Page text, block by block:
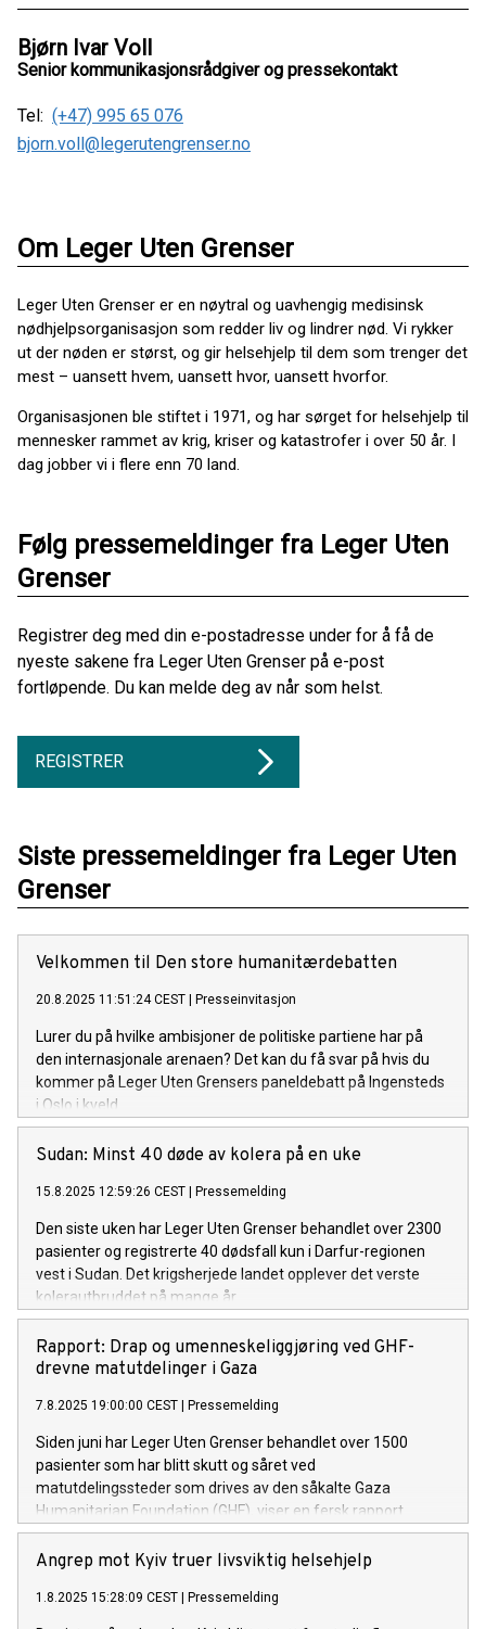
Bjørn Ivar Voll
Senior kommunikasjonsrådgiver og pressekontakt
Tel: (+47) 995 65 076
bjorn.voll@legerutengrenser.no
Om Leger Uten Grenser
Leger Uten Grenser er en nøytral og uavhengig medisinsk
nødhjelpsorganisasjon som redder liv og lindrer nød. Vi rykker
ut der nøden er størst, og gir helsehjelp til dem som trenger det
mest – uansett hvem, uansett hvor, uansett hvorfor.
Organisasjonen ble stiftet i 1971, og har sørget for helsehjelp til
mennesker rammet av krig, kriser og katastrofer i over 50 år. I
dag jobber vi i flere enn 70 land.
Følg pressemeldinger fra Leger Uten
Grenser
Registrer deg med din e-postadresse under for å få de
nyeste sakene fra Leger Uten Grenser på e-post
fortløpende. Du kan melde deg av når som helst.
REGISTRER
Siste pressemeldinger fra Leger Uten
Grenser
Velkommen til Den store humanitærdebatten
20.8.2025 11:51:24 CEST Presseinvitasjon
Lurer du på hvilke ambisjoner de politiske partiene har på
den internasjonale arenaen? Det kan du få svar på hvis du
kommer på Leger Uten Grensers paneldebatt på Ingensteds
i Oslo i kveld.
Sudan: Minst 40 døde av kolera på en uke
15.8.2025 12:59:26 CEST Pressemelding
Den siste uken har Leger Uten Grenser behandlet over 2300
pasienter og registrerte 40 dødsfall kun i Darfur-regionen
vest i Sudan. Det krigsherjede landet opplever det verste
kolerautbruddet på mange år.
Rapport: Drap og umenneskeliggjøring ved GHF-
drevne matutdelinger i Gaza
7.8.2025 19:00:00 CEST Pressemelding
Siden juni har Leger Uten Grenser behandlet over 1500
pasienter som har blitt skutt og såret ved
matutdelingssteder som drives av den såkalte Gaza
Humanitarian Foundation (GHF), viser en fersk rapport.
Angrep mot Kyiv truer livsviktig helsehjelp
1.8.2025 15:28:09 CEST Pressemelding